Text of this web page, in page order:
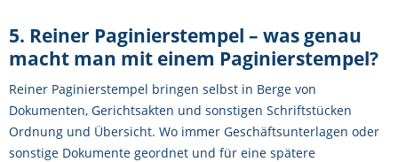
5. Reiner Paginierstempel – was genau
macht man mit einem Paginierstempel?
Reiner Paginierstempel bringen selbst in Berge von
Dokumenten, Gerichtsakten und sonstigen Schriftstücken
Ordnung und Übersicht. Wo immer Geschäftsunterlagen oder
sonstige Dokumente geordnet und für eine spätere